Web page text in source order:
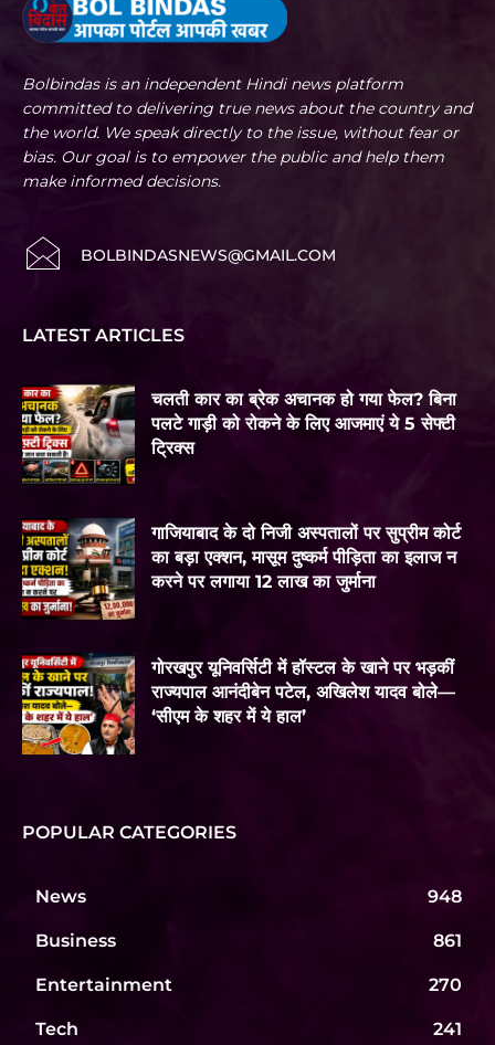
Bolbindas is an independent Hindi news platform
committed to delivering true news about the country and
the world. We speak directly to the issue, without fear or
bias. Our goal is to empower the public and help them
make informed decisions.
BOLBINDASNEWS@GMAIL.COM
LATEST ARTICLES
चलती कार का ब्रेक अचानक हो गया फेल? बिना
पलटे गाड़ी को रोकने के लिए आजमाएं ये 5 सेफ्टी
ट्रिक्स
गाजियाबाद के दो निजी अस्पतालों पर सुप्रीम कोर्ट
का बड़ा एक्शन, मासूम दुष्कर्म पीड़िता का इलाज न
करने पर लगाया 12 लाख का जुर्माना
गोरखपुर यूनिवर्सिटी में हॉस्टल के खाने पर भड़कीं
राज्यपाल आनंदीबेन पटेल, अखिलेश यादव बोले—
‘सीएम के शहर में ये हाल’
POPULAR CATEGORIES
News 948
Business 861
Entertainment 270
Tech 241